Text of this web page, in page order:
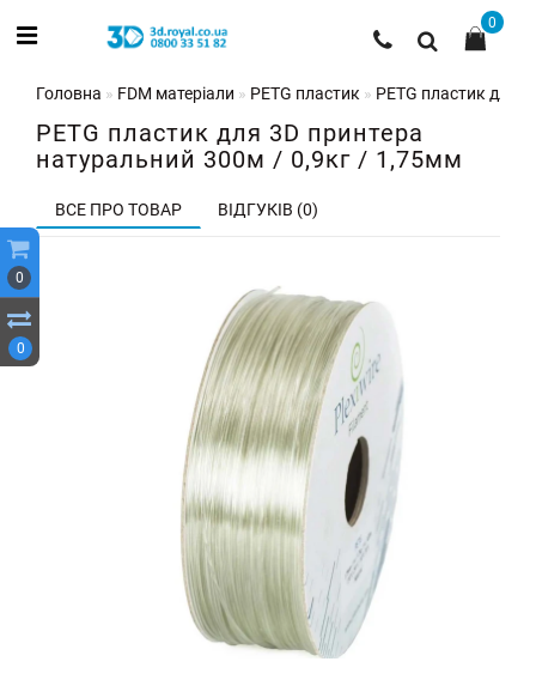
0
0
0
Головна FDM матеріали PETG пластик PETG пластик для
PETG пластик для 3D принтера
натуральний 300м / 0,9кг / 1,75мм
ВСЕ ПРО ТОВАР ВІДГУКІВ (0)